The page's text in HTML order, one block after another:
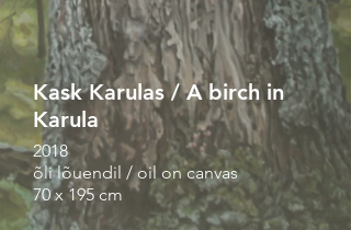
Kask Karulas / A birch in
Karula
2018
õli lõuendil / oil on canvas
70 x 195 cm